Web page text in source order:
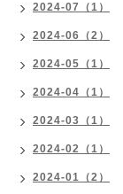
2024-07（1）
2024-06（2）
2024-05（1）
2024-04（1）
2024-03（1）
2024-02（1）
2024-01（2）